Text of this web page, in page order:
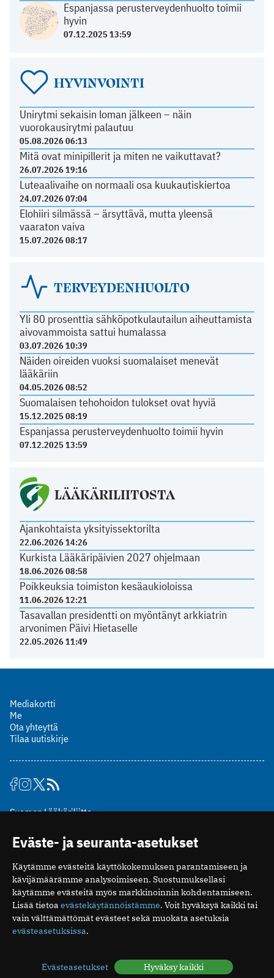
Espanjassa perusterveydenhuolto toimii
hyvin
07.12.2025 13:59
HYVINVOINTI
Unirytmi sekaisin loman jälkeen – näin
vuorokausirytmi palautuu
05.08.2026 06:13
Mitä ovat minipillerit ja miten ne vaikuttavat?
26.07.2026 19:16
Luteaalivaihe on normaali osa kuukautiskiertoa
24.07.2026 07:04
Elohiiri silmässä – ärsyttävä, mutta yleensä
vaaraton vaiva
15.07.2026 08:17
TERVEYDENHUOLTO
Yli 80 prosenttia sähköpotkulautailun aiheuttamista
aivovammoista sattui humalassa
03.07.2026 10:39
Näiden oireiden vuoksi suomalaiset menevät
lääkäriin
04.05.2026 08:52
Suomalaisen tehohoidon tulokset ovat hyviä
15.12.2025 08:19
Espanjassa perusterveydenhuolto toimii hyvin
07.12.2025 13:59
LÄÄKÄRILIITOSTA
Ajankohtaista yksityissektorilta
22.06.2026 14:26
Kurkista Lääkäripäivien 2027 ohjelmaan
18.06.2026 08:58
Poikkeuksia toimiston kesäaukioloissa
11.06.2026 12:21
Tasavallan presidentti on myöntänyt arkkiatrin
arvonimen Päivi Hietaselle
22.05.2026 11:49
Mediakortti
Me
Ota yhteyttä
Tilaa uutiskirje
Suomen Lääkäriliitto
00510 Helsinki
puh. (09) 393 091
toimitus@potilaanlaakarilehti.fi
ISSN 2323-9476
Eväste- ja seuranta-asetukset
Käytämme evästeitä käyttökokemuksen parantamiseen ja
kävijämäärämme analysoimiseen. Suostumuksellasi
käytämme evästeitä myös markkinoinnin kohdentamiseen.
Lisää tietoa evästekäytännöistämme. Voit hyväksyä kaikki tai
vain välttämättömät evästeet sekä muokata asetuksia
evästeasetuksissa.
Evästeasetukset Hyväksy kaikki